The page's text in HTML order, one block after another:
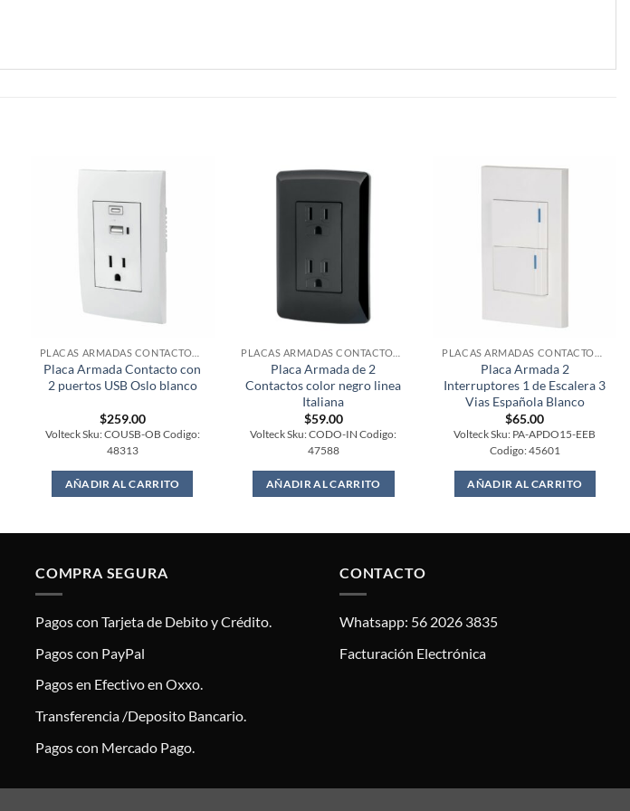
Placa Armada Contacto con
2 puertos USB Oslo blanco
$259.00
Volteck Sku: COUSB-OB Codigo:
48313
AÑADIR AL CARRITO
Placa Armada de 2
Contactos color negro linea
Italiana
$59.00
Volteck Sku: CODO-IN Codigo:
47588
AÑADIR AL CARRITO
Placa Armada 2
Interruptores 1 de Escalera 3
Vias Española Blanco
$65.00
Volteck Sku: PA-APDO15-EEB
Codigo: 45601
AÑADIR AL CARRITO
COMPRA SEGURA
Pagos con Tarjeta de Debito y Crédito.
Pagos con PayPal
Pagos en Efectivo en Oxxo.
Transferencia /Deposito Bancario.
Pagos con Mercado Pago.
CONTACTO
Whatsapp: 56 2026 3835
Facturación Electrónica